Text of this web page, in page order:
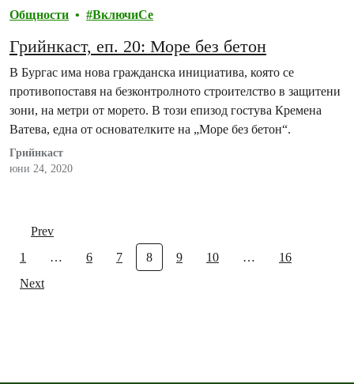
Общности ВключиСе
Грийнкаст, еп. 20: Море без бетон
В Бургас има нова гражданска инициатива, която се
противопоставя на безконтролното строителство в защитени
зони, на метри от морето. В този епизод гостува Кремена
Ватева, една от основателките на „Море без бетон“.
Грийнкаст
юни 24, 2020
Prev
1
… 6 7 8 9 10 …
16
Next